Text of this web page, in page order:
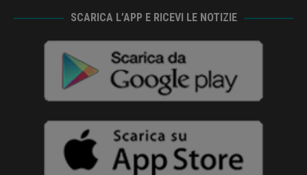
SCARICA L’APP E RICEVI LE NOTIZIE